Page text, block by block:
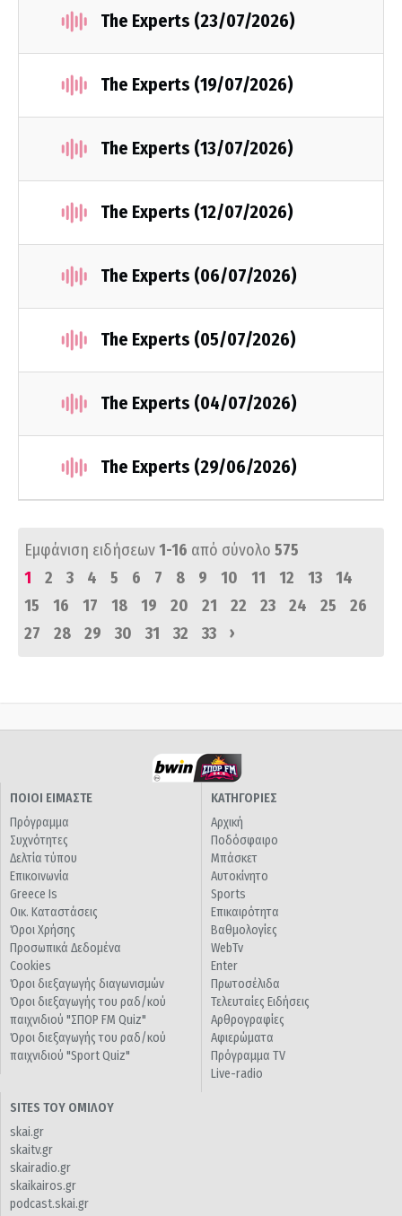
The Experts (23/07/2026)
The Experts (19/07/2026)
The Experts (13/07/2026)
The Experts (12/07/2026)
The Experts (06/07/2026)
The Experts (05/07/2026)
The Experts (04/07/2026)
The Experts (29/06/2026)
Εμφάνιση ειδήσεων1-16 από σύνολο 575
1
2 3 4 5 6 7 8 9 10 11 12 13
14
15
16 17 18 19 20 21 22 23 24 25
26
27
28 29 30 31 32 33 ›
ΠΟΙΟΙ ΕΙΜΑΣΤΕ
Πρόγραμμα
Συχνότητες
Δελτία τύπου
Επικοινωνία
Greece Is
Οικ. Καταστάσεις
Όροι Χρήσης
Προσωπικά Δεδομένα
Cookies
Όροι διεξαγωγής διαγωνισμών
Όροι διεξαγωγής του ραδ/κού
παιχνιδιού "ΣΠΟΡ FM Quiz"
Όροι διεξαγωγής του ραδ/κού
παιχνιδιού "Sport Quiz"
ΚΑΤΗΓΟΡΙΕΣ
Αρχική
Ποδόσφαιρο
Μπάσκετ
Αυτοκίνητο
Sports
Επικαιρότητα
Βαθμολογίες
WebTv
Enter
Πρωτοσέλιδα
Τελευταίες Ειδήσεις
Αρθρογραφίες
Αφιερώματα
Πρόγραμμα TV
Live-radio
SITES ΤΟΥ ΟΜΙΛΟΥ
skai.gr
skaitv.gr
skairadio.gr
skaikairos.gr
podcast.skai.gr